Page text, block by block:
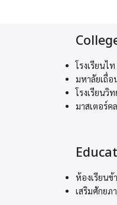
โรงเรียนไท
มหาลัยเถื่อ
โรงเรียนวิ
มาสเตอร์ค
ห้องเรียนข้
เสริมศักยภ